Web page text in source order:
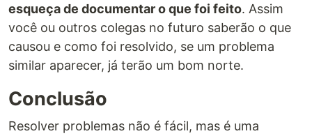
esqueça de documentar o que foi feito. Assim
você ou outros colegas no futuro saberão o que
causou e como foi resolvido, se um problema
similar aparecer, já terão um bom norte.
Conclusão
Resolver problemas não é fácil, mas é uma